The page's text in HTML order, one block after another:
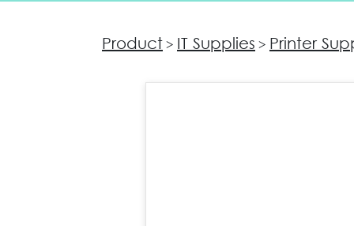
Product > IT Supplies > Printer